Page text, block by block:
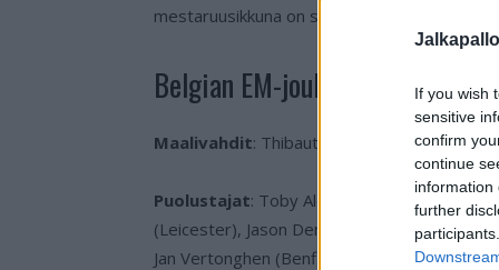
If you wish
sensitive
confirm
continue
information
further
mestaruusikkuna on siis viimeisiä vuosiaan
Belgian EM-joukkue 2021:
Maalivahdit: Thibaut Courtois (Real
Puolustajat: Toby Alderweireld
(Leicester), Jason Denayer (Lyon), Thomas
Jan Vertonghen (Benfica)